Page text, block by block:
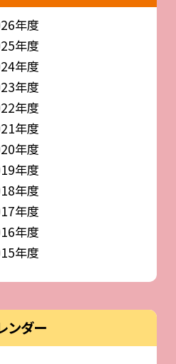
年度
年度
年度
年度
年度
年度
年度
年度
年度
年度
年度
年度
ンダー